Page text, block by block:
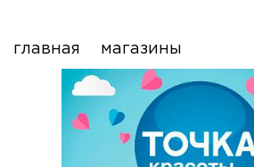
главная магазины